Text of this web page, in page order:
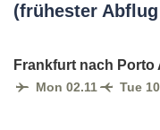
(frühester
Frankfurt nach Porto
Mon 02.11 Tue